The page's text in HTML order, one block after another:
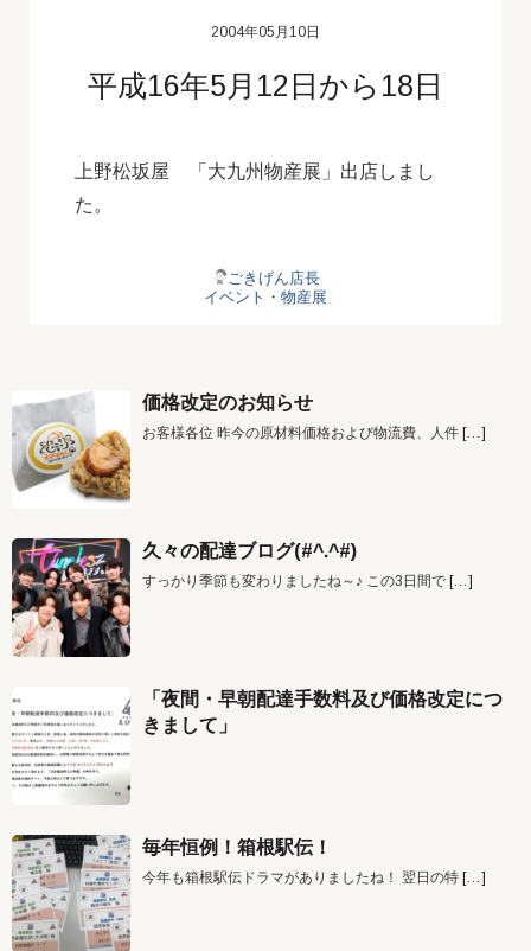
2004年05月10日
平成16年5月12日から18日
上野松坂屋 「大九州物産展」出店しまし
た。
ごきげん店長
イベント・物産展
価格改定のお知らせ
お客様各位 昨今の原材料価格および物流費、人件 […]
久々の配達ブログ(#^.^#)
すっかり季節も変わりましたね～♪ この3日間で […]
「夜間・早朝配達手数料及び価格改定につ
きまして」
毎年恒例！箱根駅伝！
今年も箱根駅伝ドラマがありましたね！ 翌日の特 […]